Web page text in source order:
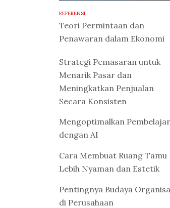
REFERENSI
Teori Permintaan dan
Penawaran dalam Ekonomi
Strategi Pemasaran untuk
Menarik Pasar dan
Meningkatkan Penjualan
Secara Konsisten
Mengoptimalkan
dengan AI
Cara Membuat Ruang Tamu
Lebih Nyaman dan Estetik
Pentingnya Budaya
di Perusahaan